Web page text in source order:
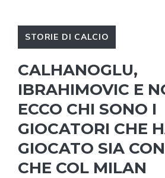
STORIE DI CALCIO
CALHANOGLU,
IBRAHIMOVIC E
ECCO CHI SONO I
GIOCATORI CHE
GIOCATO SIA
CHE COL MILAN